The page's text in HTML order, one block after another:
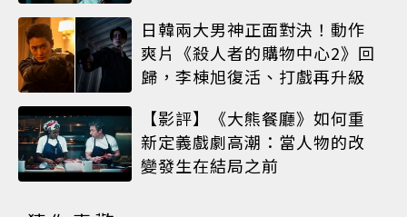
日韓兩大男神正面對決！動作
爽片《殺人者的購物中心2》回
歸，李棟旭復活、打戲再升級
【影評】《大熊餐廳》如何重
新定義戲劇高潮：當人物的改
變發生在結局之前